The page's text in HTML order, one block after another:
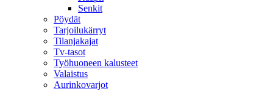
Senkit
Pöydät
Tarjoilukärryt
Tilanjakajat
Tv-tasot
Työhuoneen kalusteet
Valaistus
Aurinkovarjot